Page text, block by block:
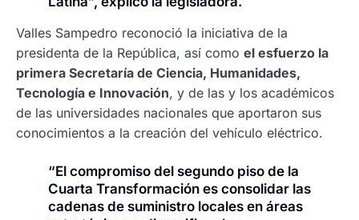
Valles Sampedro reconoció la iniciativa de la
presidenta de la República, así como el esfuerzo la
primera Secretaría de Ciencia, Humanidades,
Tecnología e Innovación, y de las y los académicos
de las universidades nacionales que aportaron sus
conocimientos a la creación del vehículo eléctrico.
“El compromiso del segundo piso de la
Cuarta Transformación es consolidar las
cadenas de suministro locales en áreas